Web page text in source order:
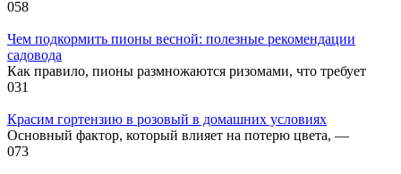
058
Чем подкормить пионы весной: полезные рекомендации
садовода
Как правило, пионы размножаются ризомами, что требует
031
Красим гортензию в розовый в домашних условиях
Основный фактор, который влияет на потерю цвета, —
073